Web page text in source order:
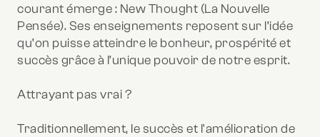
courant émerge : New Thought (La Nouvelle
Pensée). Ses enseignements reposent sur l’idée
qu’on puisse atteindre le bonheur, prospérité et
succès grâce à l’unique pouvoir de notre esprit.
Attrayant pas vrai ?
Traditionnellement, le succès et l'amélioration de